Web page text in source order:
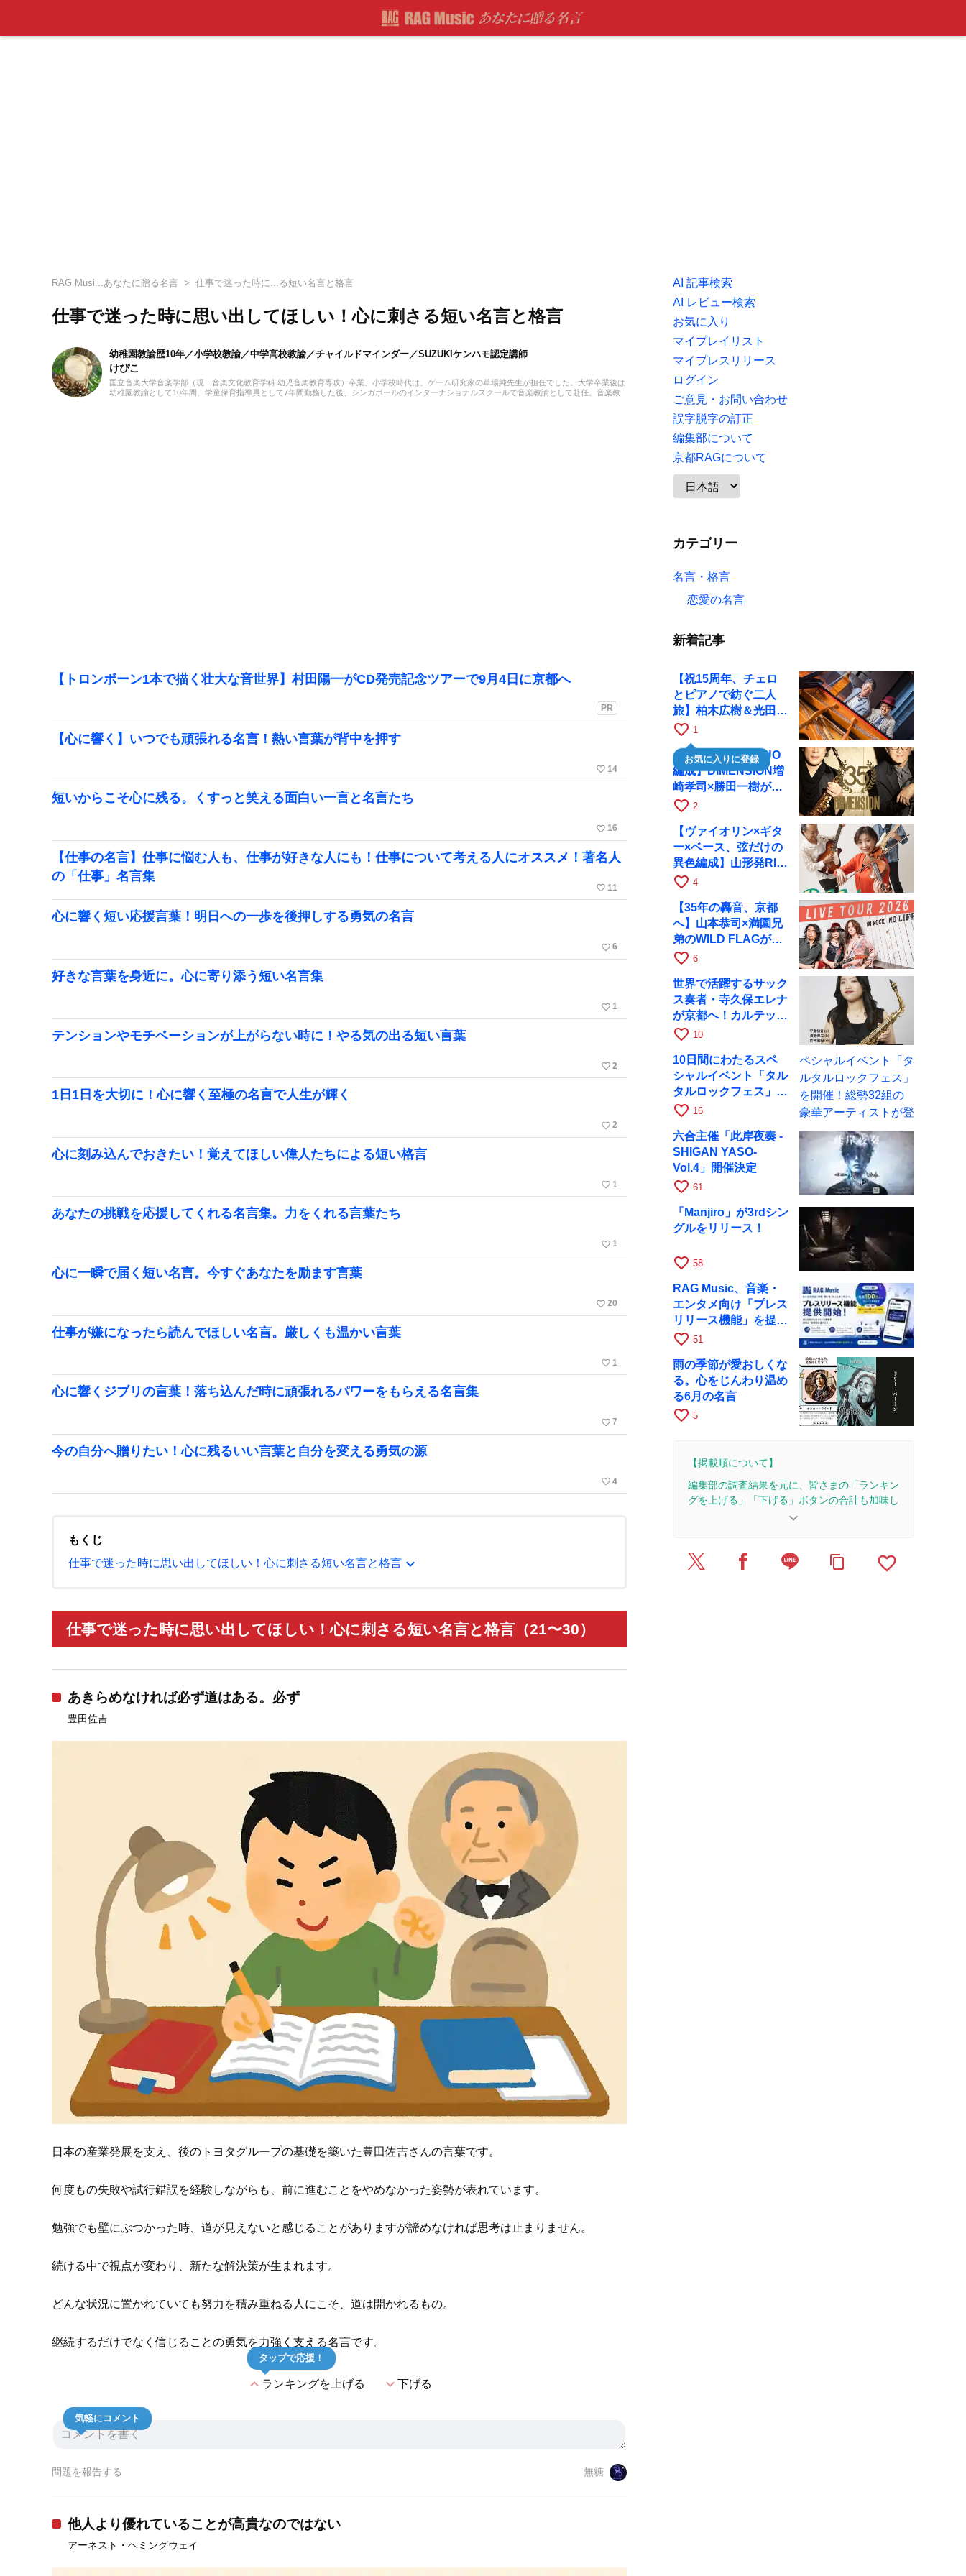
RAG Musi...あなたに贈る名言 仕事で迷った時に...る短い名言と格言
仕事で迷った時に思い出してほしい！心に刺さる短い名言と格言
幼稚園教諭歴10年／小学校教諭／中学高校教諭／チャイルドマインダー／SUZUKIケンハモ認定講師
けぴこ
国立音楽大学音楽学部（現：音楽文化教育学科 幼児音楽教育専攻）卒業。小学校時代は、ゲーム研究家の草場純先生が担任でした。大学卒業後は
幼稚園教諭として10年間、学童保育指導員として7年間勤務した後、シンガポールのインターナショナルスクールで音楽教諭として赴任。音楽教
【トロンボーン1本で描く壮大な音世界】村田陽一がCD発売記念ツアーで9月4日に京都へ
PR
【心に響く】いつでも頑張れる名言！熱い言葉が背中を押す
favorite_border 14
短いからこそ心に残る。くすっと笑える面白い一言と名言たち
favorite_border 16
【仕事の名言】仕事に悩む人も、仕事が好きな人にも！仕事について考える人にオススメ！著名人
の「仕事」名言集
favorite_border 11
心に響く短い応援言葉！明日への一歩を後押しする勇気の名言
favorite_border 6
好きな言葉を身近に。心に寄り添う短い名言集
favorite_border 1
テンションやモチベーションが上がらない時に！やる気の出る短い言葉
favorite_border 2
1日1日を大切に！心に響く至極の名言で人生が輝く
favorite_border 2
心に刻み込んでおきたい！覚えてほしい偉人たちによる短い格言
favorite_border 1
あなたの挑戦を応援してくれる名言集。力をくれる言葉たち
favorite_border 1
心に一瞬で届く短い名言。今すぐあなたを励ます言葉
favorite_border 20
仕事が嫌になったら読んでほしい名言。厳しくも温かい言葉
favorite_border 1
心に響くジブリの言葉！落ち込んだ時に頑張れるパワーをもらえる名言集
favorite_border 7
今の自分へ贈りたい！心に残るいい言葉と自分を変える勇気の源
favorite_border 4
もくじ
仕事で迷った時に思い出してほしい！心に刺さる短い名言と格言 expand_more
仕事で迷った時に思い出してほしい！心に刺さる短い名言と格言（21〜30）
あきらめなければ必ず道はある。必ず
豊田佐吉
日本の産業発展を支え、後のトヨタグループの基礎を築いた豊田佐吉さんの言葉です。
何度もの失敗や試行錯誤を経験しながらも、前に進むことをやめなかった姿勢が表れています。
勉強でも壁にぶつかった時、道が見えないと感じることがありますが諦めなければ思考は止まりません。
続ける中で視点が変わり、新たな解決策が生まれます。
どんな状況に置かれていても努力を積み重ねる人にこそ、道は開かれるもの。
継続するだけでなく信じることの勇気を力強く支える名言です。
expand_lessランキングを上げる
タップで応援！
expand_more下げる
気軽にコメント
無糖
問題を報告する
他人より優れていることが高貴なのではない
アーネスト・ヘミングウェイ
AI 記事検索
AI レビュー検索
お気に入り
マイプレイリスト
マイプレスリリース
ログイン
ご意見・お問い合わせ
誤字脱字の訂正
編集部について
京都RAGについて
カテゴリー
名言・格言
恋愛の名言
新着記事
【祝15周年、チェロ
とピアノで紡ぐ二人
旅】柏木広樹＆光田健
一が11月12日に京都
RAGへ
favorite_border 1
お気に入りに登録
【35周年で初のDUO
編成】DIMENSION増
崎孝司×勝田一樹が10
月11日に京都RAGへ
favorite_border 2
【ヴァイオリン×ギタ
ー×ベース、弦だけの
異色編成】山形発RIM
が初全国ツアーで8月
favorite_border 4
【35年の轟音、京都
へ】山本恭司×満園兄
弟のWILD FLAGが8
月6日にRAGでライブ
favorite_border 6
世界で活躍するサック
ス奏者・寺久保エレナ
が京都へ！カルテッ
ト・ツアー京都公演を
favorite_border 10
10日間にわたるスペ
シャルイベント「タル
タルロックフェス」を
開催！総勢32組の豪
favorite_border 16
六合主催「此岸夜奏 -
SHIGAN YASO-
Vol.4」開催決定
favorite_border 61
「Manjiro」が3rdシン
グルをリリース！
favorite_border 58
RAG Music、音楽・
エンタメ向け「プレス
リリース機能」を提供
開始
favorite_border 51
雨の季節が愛おしくな
る。心をじんわり温め
る6月の名言
favorite_border 5
【掲載順について】
編集部の調査結果を元に、皆さまの「ランキン
グを上げる」「下げる」ボタンの合計も加味し
2026/2/20：4本のレビューを追加・更新。
keyboard_arrow_down
content_copy favorite_border